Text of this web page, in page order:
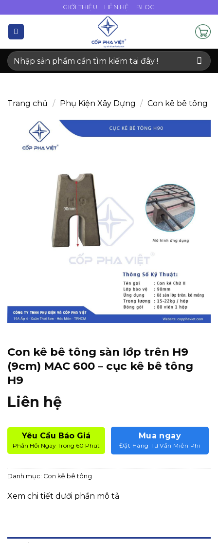
dung
GIỚI THIỆU LIÊN HỆ BLOG
Tìm
kiếm:
Trang chủ / Phụ Kiện Xây Dựng / Con kê bê tông
Con kê bê tông sàn lớp trên H9
(9cm) MAC 600 – cục kê bê tông
H9
Liên hệ
Yêu Cầu Báo Giá
Phản Hồi Ngay Trong 60 Phút
Mua ngay
Đặt Hàng Tư Vấn Miễn Phí
Danh mục: Con kê bê tông
Xem chi tiết dưới phần mô tả